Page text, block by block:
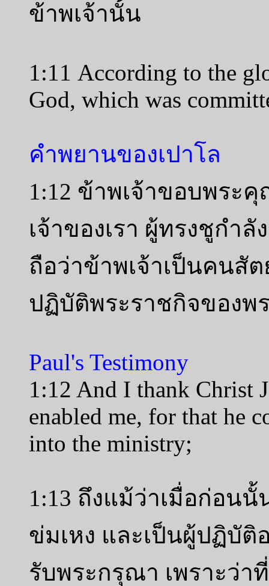
ข้าพเจ้านั้น
1:11 According to the
God, which was
คำพยานของเปาโล
1:12 ข้าพเจ้าขอบพระ
เจ้าของเรา ผู้ทรงชูกำ
ถือว่าข้าพเจ้าเป็นคนสั
ปฏิบัติพระราชกิจของพ
Paul's Testimony
1:12 And I thank Christ
enabled me, for that he
into the ministry;
1:13 ถึงแม้ว่าเมื่อก่อน
ข่มเหง และเป็นผู้ปฏิบัติ
รับพระกรุณา เพราะว่า